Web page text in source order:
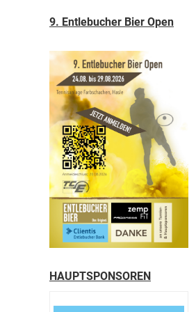
9. Entlebucher Bier Open
HAUPTSPONSOREN